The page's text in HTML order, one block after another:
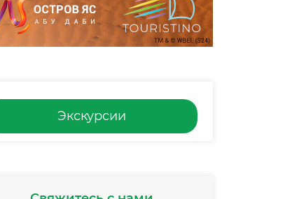
Экскурсии